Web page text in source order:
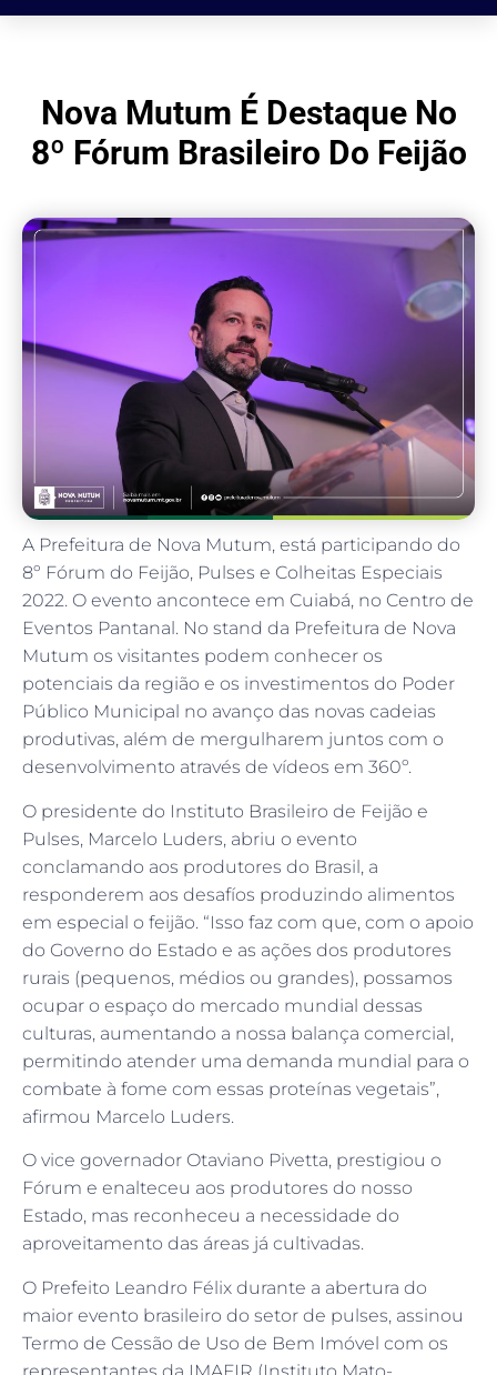
Nova Mutum É Destaque No
8º Fórum Brasileiro Do Feijão
A Prefeitura de Nova Mutum, está participando do
8º Fórum do Feijão, Pulses e Colheitas Especiais
2022. O evento ancontece em Cuiabá, no Centro de
Eventos Pantanal. No stand da Prefeitura de Nova
Mutum os visitantes podem conhecer os
potenciais da região e os investimentos do Poder
Público Municipal no avanço das novas cadeias
produtivas, além de mergulharem juntos com o
desenvolvimento através de vídeos em 360º.
O presidente do Instituto Brasileiro de Feijão e
Pulses, Marcelo Luders, abriu o evento
conclamando aos produtores do Brasil, a
responderem aos desafíos produzindo alimentos
em especial o feijão. “Isso faz com que, com o apoio
do Governo do Estado e as ações dos produtores
rurais (pequenos, médios ou grandes), possamos
ocupar o espaço do mercado mundial dessas
culturas, aumentando a nossa balança comercial,
permitindo atender uma demanda mundial para o
combate à fome com essas proteínas vegetais”,
afirmou Marcelo Luders.
O vice governador Otaviano Pivetta, prestigiou o
Fórum e enalteceu aos produtores do nosso
Estado, mas reconheceu a necessidade do
aproveitamento das áreas já cultivadas.
O Prefeito Leandro Félix durante a abertura do
maior evento brasileiro do setor de pulses, assinou
Termo de Cessão de Uso de Bem Imóvel com os
representantes da IMAFIR (Instituto Mato-